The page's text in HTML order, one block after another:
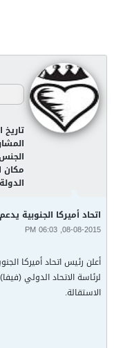
مكان
اتحاد أميركا الجنوبية
08-08-2015, 06:03 PM
أعلن رئيس اتحاد أميركا
لرئاسة الاتحاد الدولي
الاستقالة.